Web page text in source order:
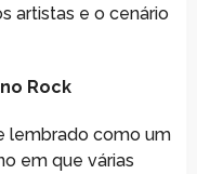
artistas e o cenário
Rock
lembrado como um
em que várias